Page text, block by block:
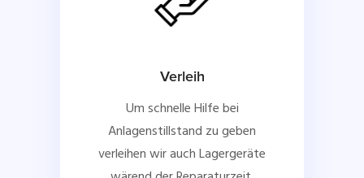
Verleih
Um schnelle Hilfe bei
Anlagenstillstand zu geben
verleihen wir auch Lagergeräte